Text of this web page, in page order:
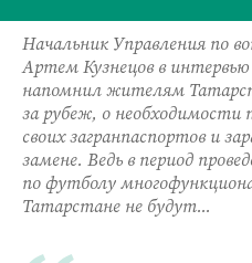
Начальник Управления по
Артем Кузнецов в
напомнил жителям
за рубеж, о необходимости
своих загранпаспортов и
замене. Ведь в период
по футболу
Татарстане не будут...